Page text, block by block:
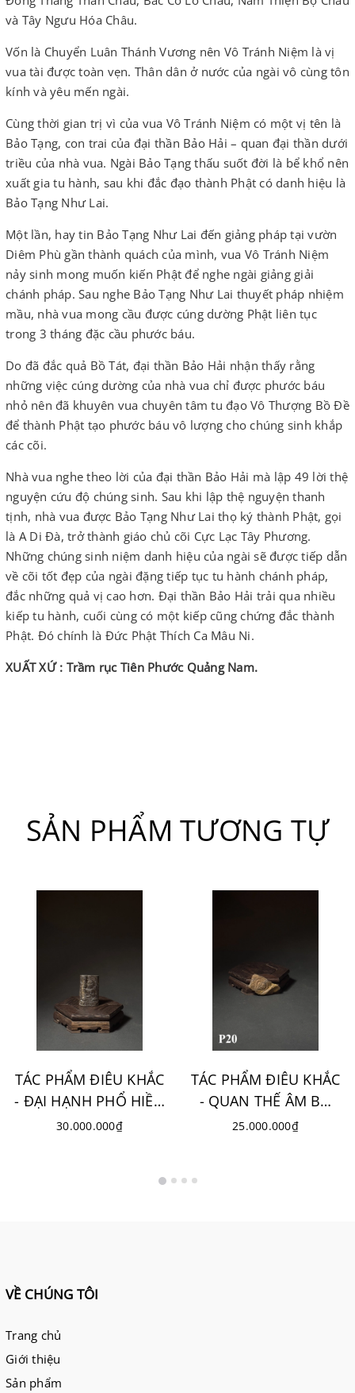
và Tây Ngưu Hóa Châu.
Vốn là Chuyển Luân Thánh Vương nên Vô Tránh Niệm là vị
vua tài được toàn vẹn. Thân dân ở nước của ngài vô cùng tôn
kính và yêu mến ngài.
Cùng thời gian trị vì của vua Vô Tránh Niệm có một vị tên là
Bảo Tạng, con trai của đại thần Bảo Hải – quan đại thần dưới
triều của nhà vua. Ngài Bảo Tạng thấu suốt đời là bể khổ nên
xuất gia tu hành, sau khi đắc đạo thành Phật có danh hiệu là
Bảo Tạng Như Lai.
Một lần, hay tin Bảo Tạng Như Lai đến giảng pháp tại vườn
Diêm Phù gần thành quách của mình, vua Vô Tránh Niệm
nảy sinh mong muốn kiến Phật để nghe ngài giảng giải
chánh pháp. Sau nghe Bảo Tạng Như Lai thuyết pháp nhiệm
mầu, nhà vua mong cầu được cúng dường Phật liên tục
trong 3 tháng đặc cầu phước báu.
Do đã đắc quả Bồ Tát, đại thần Bảo Hải nhận thấy rằng
những việc cúng dường của nhà vua chỉ được phước báu
nhỏ nên đã khuyên vua chuyên tâm tu đạo Vô Thượng Bồ Đề
để thành Phật tạo phước báu vô lượng cho chúng sinh khắp
các cõi.
Nhà vua nghe theo lời của đại thần Bảo Hải mà lập 49 lời thệ
nguyện cứu độ chúng sinh. Sau khi lập thệ nguyện thanh
tịnh, nhà vua được Bảo Tạng Như Lai thọ ký thành Phật, gọi
là A Di Đà, trở thành giáo chủ cõi Cực Lạc Tây Phương.
Những chúng sinh niệm danh hiệu của ngài sẽ được tiếp dẫn
về cõi tốt đẹp của ngài đặng tiếp tục tu hành chánh pháp,
đắc những quả vị cao hơn. Đại thần Bảo Hải trải qua nhiều
kiếp tu hành, cuối cùng có một kiếp cũng chứng đắc thành
Phật. Đó chính là Đức Phật Thích Ca Mâu Ni.
XUẤT XỨ : Trầm rục Tiên Phước Quảng Nam.
SẢN PHẨM TƯƠNG TỰ
TÁC PHẨM ĐIÊU KHẮC
- ĐẠI HẠNH PHỔ HIỀN
BỒ TÁT
30.000.000₫
TÁC PHẨM ĐIÊU KHẮC
- QUAN THẾ ÂM BỒ
TÁT
25.000.000₫
VỀ CHÚNG TÔI
Trang chủ
Giới thiệu
Sản phẩm